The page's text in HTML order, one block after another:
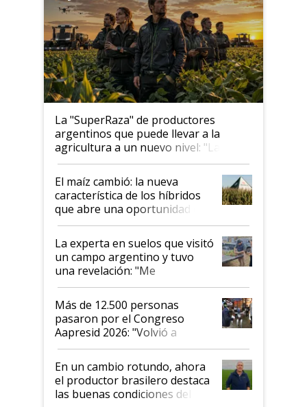
La "SuperRaza" de productores
argentinos que puede llevar a la
agricultura a un nuevo nivel: "Las
posibilidades de crecimiento son
infinitas"
El maíz cambió: la nueva
característica de los híbridos
que abre una oportunidad en
el lote
La experta en suelos que visitó
un campo argentino y tuvo
una revelación: "Me
impresionó mucho"
Más de 12.500 personas
pasaron por el Congreso
Aapresid 2026: "Volvió a
demostrar que hablar del
suelo es hablar de todo el
sistema productivo"
En un cambio rotundo, ahora
el productor brasilero destaca
las buenas condiciones del